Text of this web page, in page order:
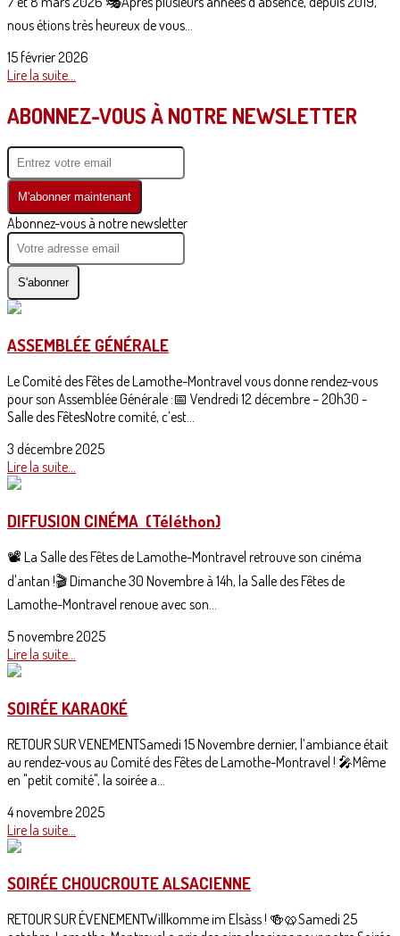
nous étions très heureux de vous...
15 février 2026
Lire la suite...
ABONNEZ-VOUS À NOTRE NEWSLETTER
M'abonner maintenant
Abonnez-vous à notre newsletter
S'abonner
ASSEMBLÉE GÉNÉRALE
Le Comité des Fêtes de Lamothe-Montravel vous donne rendez-vous
pour son Assemblée Générale :📅 Vendredi 12 décembre – 20h30 -
Salle des FêtesNotre comité, c’est...
3 décembre 2025
Lire la suite...
DIFFUSION CINÉMA (Téléthon)
📽️ La Salle des Fêtes de Lamothe-Montravel retrouve son cinéma
d'antan !🎬 Dimanche 30 Novembre à 14h, la Salle des Fêtes de
Lamothe-Montravel renoue avec son...
5 novembre 2025
Lire la suite...
SOIRÉE KARAOKÉ
RETOUR SUR VENEMENTSamedi 15 Novembre dernier, l’ambiance était
au rendez-vous au Comité des Fêtes de Lamothe-Montravel ! 🎤Même
en "petit comité", la soirée a...
4 novembre 2025
Lire la suite...
SOIRÉE CHOUCROUTE ALSACIENNE
RETOUR SUR ÉVENEMENTWìllkomme im Elsàss ! 🍻🥨Samedi 25